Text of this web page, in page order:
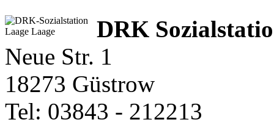
DRK
Neue Str. 1
18273 Güstrow
Tel: 03843 - 212213